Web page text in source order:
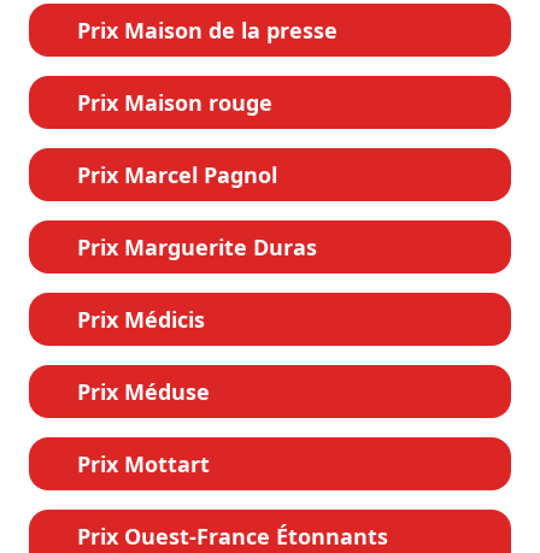
Prix Maison de la presse
Prix Maison rouge
Prix Marcel Pagnol
Prix Marguerite Duras
Prix Médicis
Prix Méduse
Prix Mottart
Prix Ouest-France Étonnants